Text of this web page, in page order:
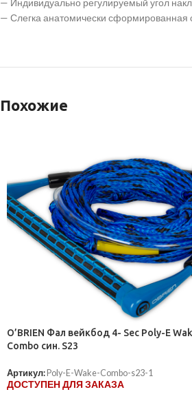
— Индивидуально регулируемый угол
— Слегка анатомически сформированная
Похожие
O’BRIEN Фал вейкбод 4- Sec Poly-E
Combo син. S23
Артикул: Poly-E-Wake-Combo-s23-1
ДОСТУПЕН ДЛЯ ЗАКАЗА